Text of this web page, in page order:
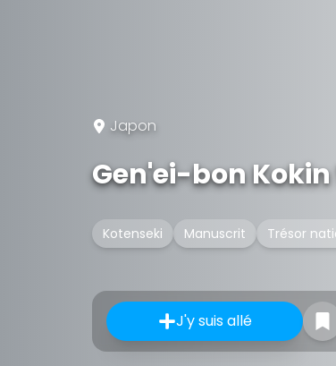
Japon
Gen'ei-bon
Kotenseki Manuscrit Trésor
J'y suis allé